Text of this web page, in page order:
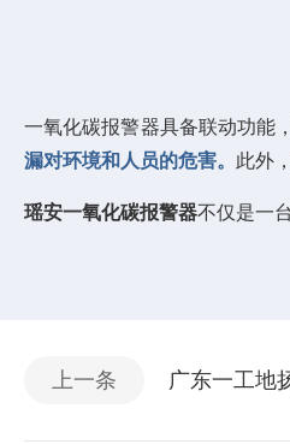
一氧化碳报警器具备联动功能
漏对环境和人员的危害。 此外，
瑶安一氧化碳报警器不仅是一
上一条 广东一工地